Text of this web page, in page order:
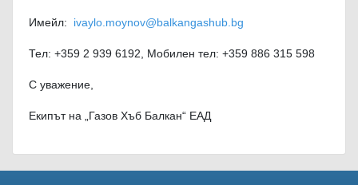
Имейл: ivaylo.moynov@balkangashub.bg
Тел: +359 2 939 6192, Мобилен тел: +359 886 315 598
С уважение,
Екипът на „Газов Хъб Балкан“ ЕАД